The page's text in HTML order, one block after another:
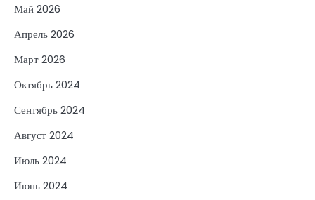
Май 2026
Апрель 2026
Март 2026
Октябрь 2024
Сентябрь 2024
Август 2024
Июль 2024
Июнь 2024